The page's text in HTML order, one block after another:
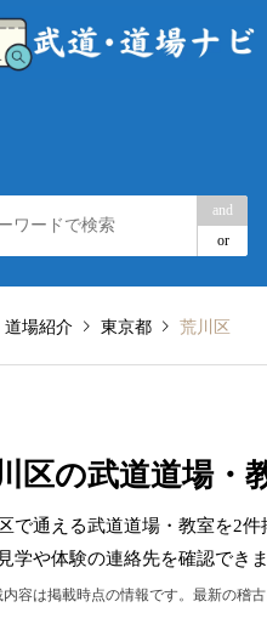
and
or
道場紹介 東京都 荒川区
区の武道道場・
で通える武道道場・教室を2
学や体験の連絡先を確認できま
容は掲載時点の情報です。最新の稽